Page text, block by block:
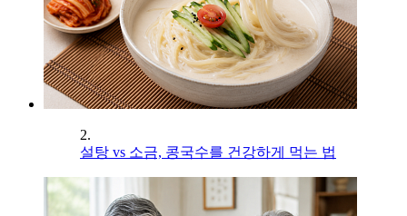
2.
설탕 vs 소금, 콩국수를 건강하게 먹는 법